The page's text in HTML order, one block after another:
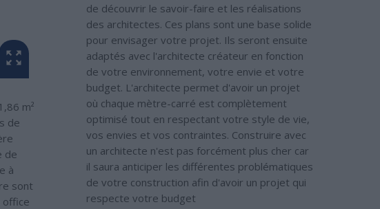
m²
de
de
à
sont
office
de découvrir le savoir-faire et les réalisations
des architectes. Ces plans sont une base solide
pour envisager votre projet. Ils seront ensuite
adaptés avec l'architecte créateur en fonction
de votre environnement, votre envie et votre
budget. L'architecte permet d'avoir un projet
où chaque mètre-carré est complètement
optimisé tout en respectant votre style de vie,
vos envies et vos contraintes. Construire avec
un architecte n'est pas forcément plus cher car
il saura anticiper les différentes problématiques
de votre construction afin d'avoir un projet qui
respecte votre budget